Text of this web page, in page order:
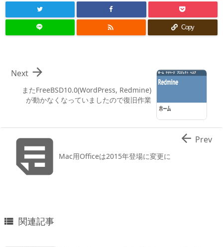
 Copy
またFreeBSD10.0(WordPress, Redmine)
が動かなくなっていましたので復旧作業

Next
Mac用Officeは2015年登場に変更に
 Prev
 関連記事